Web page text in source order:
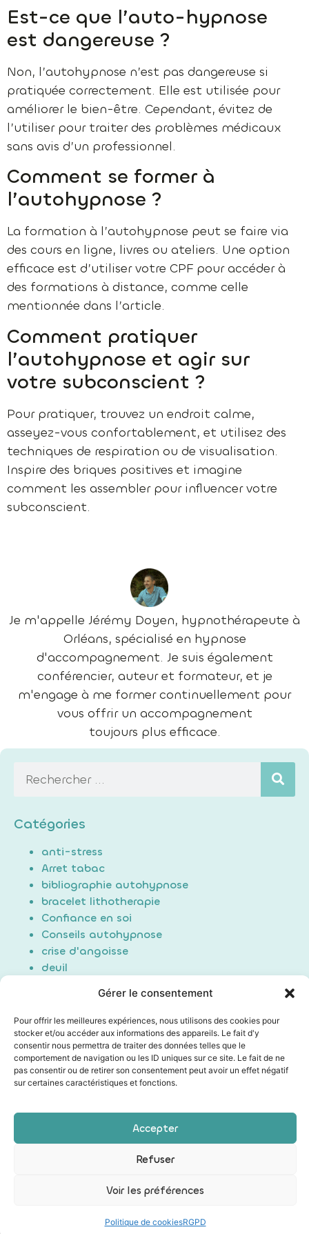
Gérer le consentement
Pour offrir les meilleures expériences, nous utilisons des cookies pour
stocker et/ou accéder aux informations des appareils. Le fait d'y
consentir nous permettra de traiter des données telles que le
comportement de navigation ou les ID uniques sur ce site. Le fait de ne
pas consentir ou de retirer son consentement peut avoir un effet négatif
sur certaines caractéristiques et fonctions.
Accepter
Refuser
Voir les préférences
Politique de cookiesRGPD
Est-ce que l’auto-hypnose
est dangereuse ?
Non, l’autohypnose n’est pas dangereuse si
pratiquée correctement. Elle est utilisée pour
améliorer le bien-être. Cependant, évitez de
l’utiliser pour traiter des problèmes médicaux
sans avis d’un professionnel.
Comment se former à
l’autohypnose ?
La formation à l’autohypnose peut se faire via
des cours en ligne, livres ou ateliers. Une option
efficace est d’utiliser votre CPF pour accéder à
des formations à distance, comme celle
mentionnée dans l’article.
Comment pratiquer
l’autohypnose et agir sur
votre subconscient ?
Pour pratiquer, trouvez un endroit calme,
asseyez-vous confortablement, et utilisez des
techniques de respiration ou de visualisation.
Inspire des briques positives et imagine
comment les assembler pour influencer votre
subconscient.
Je m'appelle Jérémy Doyen, hypnothérapeute à
Orléans, spécialisé en hypnose
d'accompagnement. Je suis également
conférencier, auteur et formateur, et je
m'engage à me former continuellement pour
vous offrir un accompagnement
toujours plus efficace.
Catégories
anti-stress
Arret tabac
bibliographie autohypnose
bracelet lithotherapie
Confiance en soi
Conseils autohypnose
crise d'angoisse
deuil
Formation Auto-hypnose
hypnose
maigrir / perte de poids
Non classé
poids du passé
Sommeil/Dormir
Technique d'induction
Conditions générales de vente
La Web Fabrik| Création web et SEO